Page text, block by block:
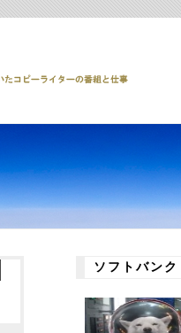
ソフトバン